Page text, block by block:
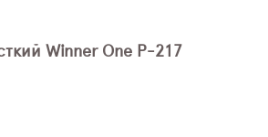
Winner One P-217